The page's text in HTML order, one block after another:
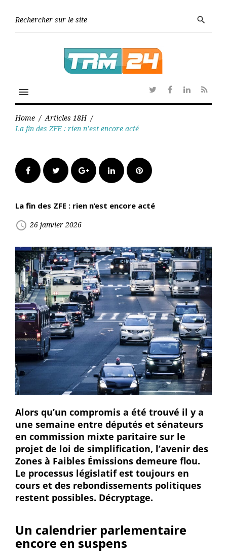
search
menu
TwitterFacebook
Linkedin
RSS
Home / Articles 18H /
La fin des ZFE : rien n’est encore acté
FacebookTwitter Google+LinkedInPinterest
La fin des ZFE : rien n’est encore acté
access_time 26 janvier 2026
Alors qu’un compromis a été trouvé il y a
une semaine entre députés et sénateurs
en commission mixte paritaire sur le
projet de loi de simplification, l’avenir des
Zones à Faibles Émissions demeure flou.
Le processus législatif est toujours en
cours et des rebondissements politiques
restent possibles. Décryptage.
Un calendrier parlementaire
encore en suspens